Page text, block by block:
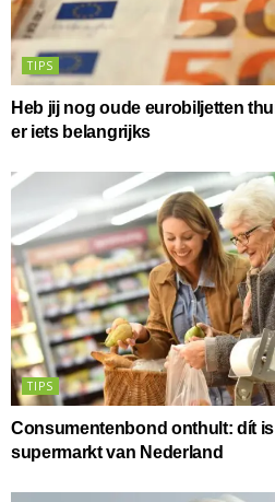
TIPS
Heb jij nog oude eurobiljetten
er iets belangrijks
TIPS
Consumentenbond onthult: dít
supermarkt van Nederland